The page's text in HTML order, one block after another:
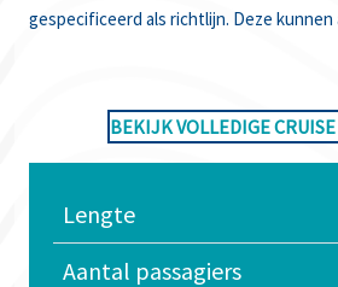
gespecificeerd als richtlijn. Deze kunnen
BEKIJK VOLLEDIGE
Lengte
Aantal passagiers